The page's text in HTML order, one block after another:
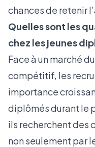
chances de retenir
Quelles sont les
chez les jeunes
Face à un marché
compétitif, les
importance
diplômés durant le
ils recherchent des
non seulement par